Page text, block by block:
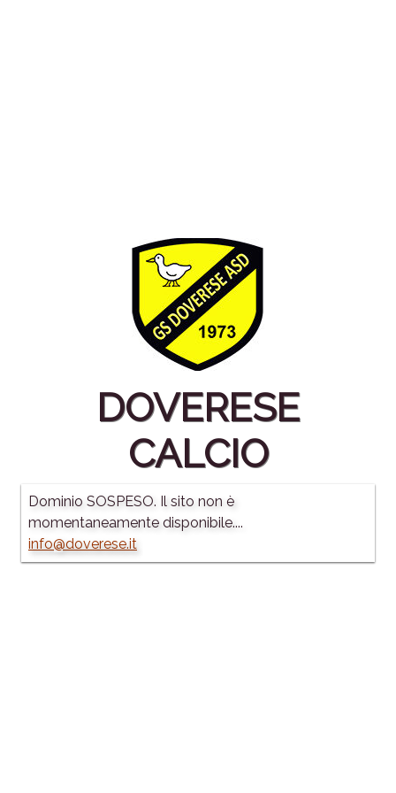
DOVERESE
CALCIO
Dominio SOSPESO. Il sito non è
momentaneamente disponibile....
info@doverese.it